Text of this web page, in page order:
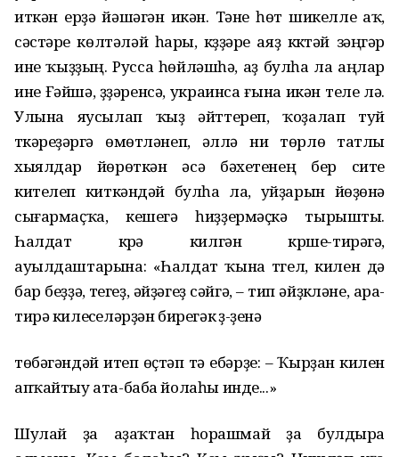
иткән ерҙә йәшәгән икән. Тәне һөт шикелле аҡ,
сәстәре көлтәләй һары, күҙҙәре аяҙ күктәй зәңгәр
ине ҡыҙҙың. Русса һөйләшһә, аҙ булһа ла аңлар
ине Ғәйшә, үҙҙәренсә, украинса ғына икән теле лә.
Улына яусылап ҡыҙ әйттереп, ҡоҙалап туй
үткәреүҙәргә өмөтләнеп, әллә ни төрлө татлы
хыялдар йөрөткән әсә бәхетенең бер сите
кителеп киткәндәй булһа ла, уйҙарын йөҙөнә
сығармаҫҡа, кешегә һиҙҙермәҫкә тырышты.
Һалдат күрә килгән күрше-тирәгә,
ауылдаштарына: «Һалдат ҡына түгел, килен дә
бар беҙҙә, үтегеҙ, әйҙәгеҙ сәйгә, – тип әйҙүкләне, ара-
тирә килеүселәрҙән бирегәк үҙ-үҙенә
төбәгәндәй итеп өҫтәп тә ебәрҙе: – Ҡырҙан килен
апҡайтыу ата-баба йолаһы инде...»
Шулай ҙа аҙаҡтан һорашмай ҙа булдыра